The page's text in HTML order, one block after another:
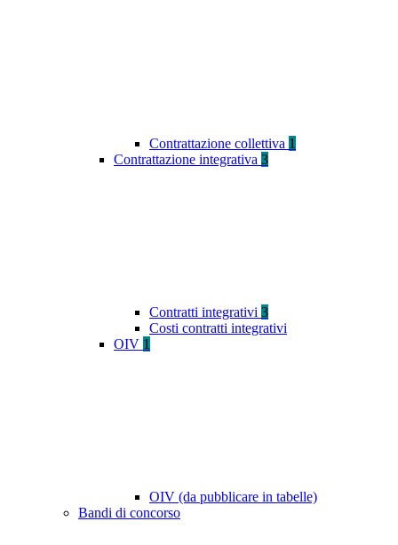
Contrattazione collettiva 1
Contrattazione integrativa 3
Contratti integrativi 3
Costi contratti integrativi
OIV 1
OIV (da pubblicare in tabelle)
Bandi di concorso